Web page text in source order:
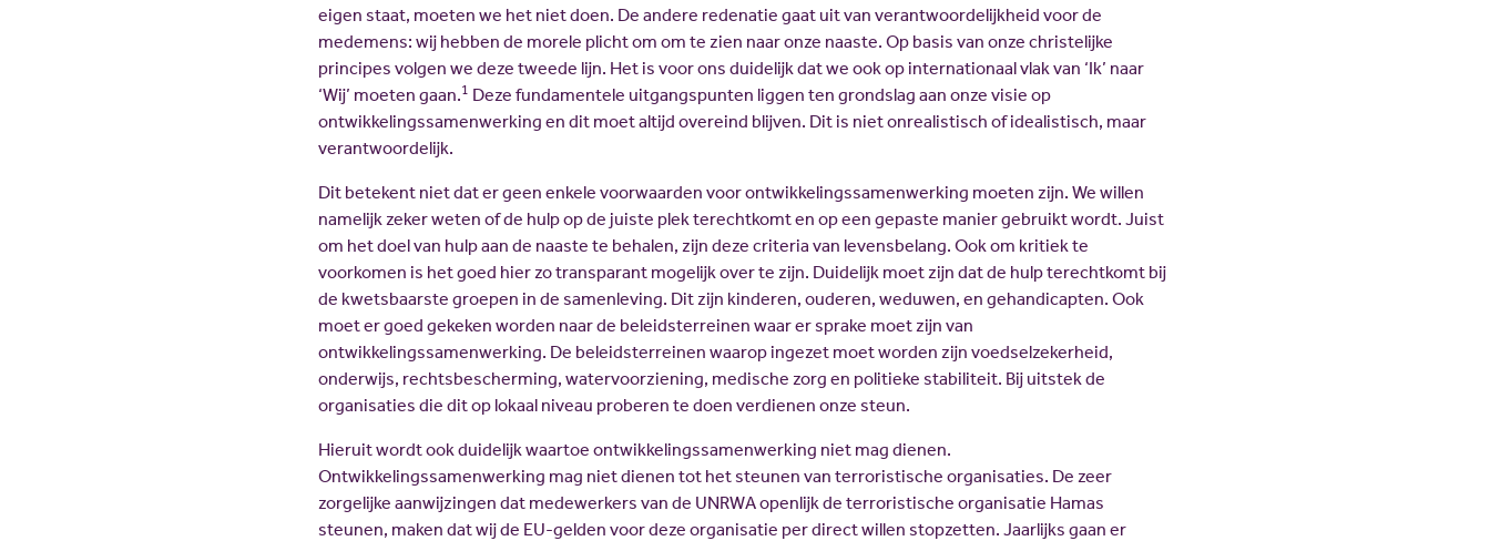
eigen staat, moeten we het niet doen. De andere redenatie gaat uit van verantwoordelijkheid voor de
medemens: wij hebben de morele plicht om om te zien naar onze naaste. Op basis van onze christelijke
principes volgen we deze tweede lijn. Het is voor ons duidelijk dat we ook op internationaal vlak van ‘Ik’ naar
‘Wij’ moeten gaan.1 Deze fundamentele uitgangspunten liggen ten grondslag aan onze visie op
ontwikkelingssamenwerking en dit moet altijd overeind blijven. Dit is niet onrealistisch of idealistisch, maar
verantwoordelijk.
Dit betekent niet dat er geen enkele voorwaarden voor ontwikkelingssamenwerking moeten zijn. We willen
namelijk zeker weten of de hulp op de juiste plek terechtkomt en op een gepaste manier gebruikt wordt. Juist
om het doel van hulp aan de naaste te behalen, zijn deze criteria van levensbelang. Ook om kritiek te
voorkomen is het goed hier zo transparant mogelijk over te zijn. Duidelijk moet zijn dat de hulp terechtkomt bij
de kwetsbaarste groepen in de samenleving. Dit zijn kinderen, ouderen, weduwen, en gehandicapten. Ook
moet er goed gekeken worden naar de beleidsterreinen waar er sprake moet zijn van
ontwikkelingssamenwerking. De beleidsterreinen waarop ingezet moet worden zijn voedselzekerheid,
onderwijs, rechtsbescherming, watervoorziening, medische zorg en politieke stabiliteit. Bij uitstek de
organisaties die dit op lokaal niveau proberen te doen verdienen onze steun.
Hieruit wordt ook duidelijk waartoe ontwikkelingssamenwerking niet mag dienen.
Ontwikkelingssamenwerking mag niet dienen tot het steunen van terroristische organisaties. De zeer
zorgelijke aanwijzingen dat medewerkers van de UNRWA openlijk de terroristische organisatie Hamas
steunen, maken dat wij de EU-gelden voor deze organisatie per direct willen stopzetten. Jaarlijks gaan er